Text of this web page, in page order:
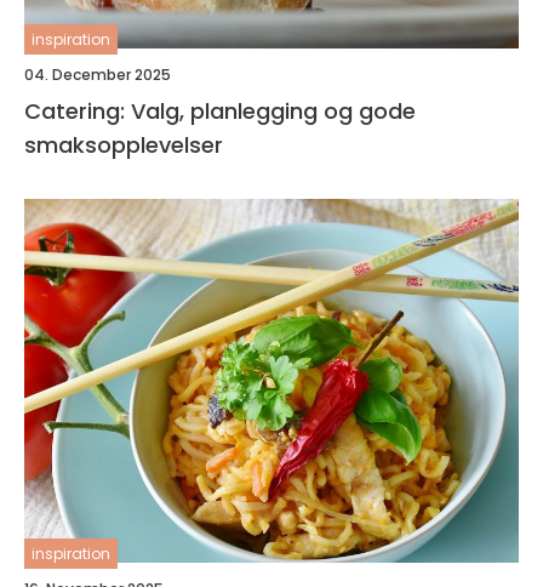
inspiration
04. December 2025
Catering: Valg, planlegging og gode
smaksopplevelser
inspiration